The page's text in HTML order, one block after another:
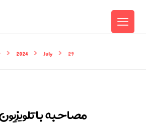
2024 July 29
مصاحبه با